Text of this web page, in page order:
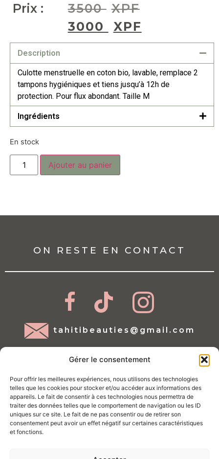
Gérer le consentement
Pour offrir les meilleures expériences, nous utilisons des technologies
telles que les cookies pour stocker et/ou accéder aux informations des
appareils. Le fait de consentir à ces technologies nous permettra de
traiter des données telles que le comportement de navigation ou les ID
uniques sur ce site. Le fait de ne pas consentir ou de retirer son
consentement peut avoir un effet négatif sur certaines caractéristiques
et fonctions.
Prix : 3500 XPF
3000
XPF
Description
Culotte menstruelle en coton bio, lavable, remplace 2
tampons hygiéniques et tiens jusqu’à 12h de
protection. Pour flux abondant. Taille M
Ingrédients
En stock
Ajouter au panier
ON RESTE EN CONTACT
tahitibeauties@gmail.com
Mentions légales
Conditions d'utilisations